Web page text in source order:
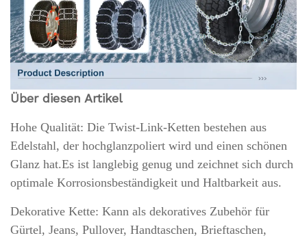
Über diesen Artikel
Hohe Qualität: Die Twist-Link-Ketten bestehen aus
Edelstahl, der hochglanzpoliert wird und einen schönen
Glanz hat.Es ist langlebig genug und zeichnet sich durch
optimale Korrosionsbeständigkeit und Haltbarkeit aus.
Dekorative Kette: Kann als dekoratives Zubehör für
Gürtel, Jeans, Pullover, Handtaschen, Brieftaschen,